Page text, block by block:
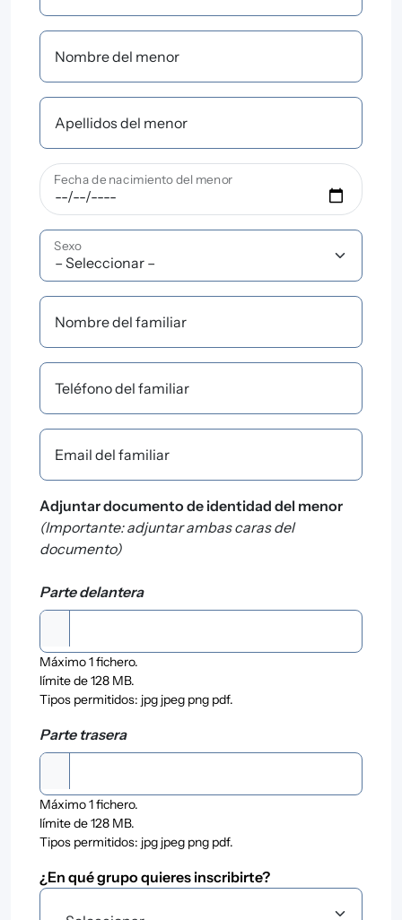
Nombre del menor
Apellidos del menor
Fecha de nacimiento del menor
Sexo
Nombre del familiar
Teléfono del familiar
Email del familiar
Adjuntar documento de identidad del menor
(Importante: adjuntar ambas caras del
documento)
Parte delantera
Adjuntar documento de identidad del menor
Máximo 1 fichero.
límite de 128 MB.
Tipos permitidos: jpg jpeg png pdf.
Parte trasera
Adjuntar documento de identidad del menor
Máximo 1 fichero.
límite de 128 MB.
Tipos permitidos: jpg jpeg png pdf.
¿En qué grupo quieres inscribirte?
¿En qué grupo quieres inscribirte?